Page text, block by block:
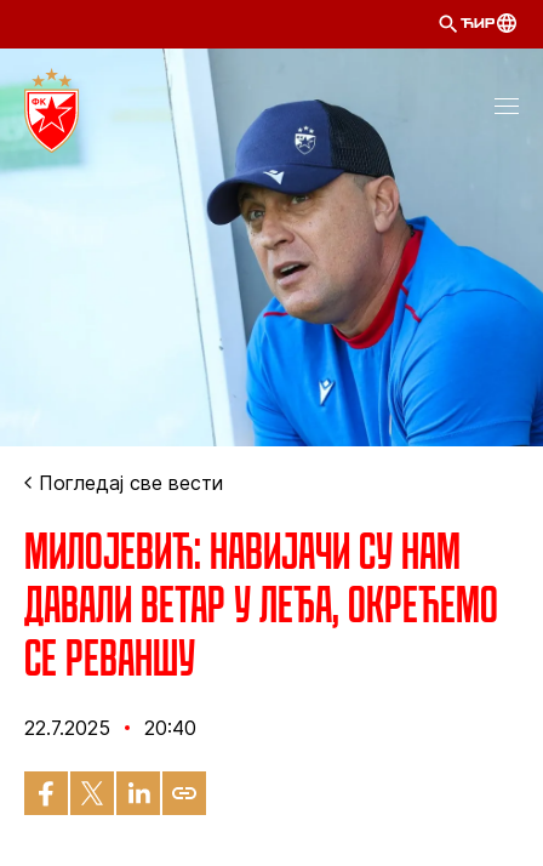
ЋИР
Погледај све вести
Милојевић: Навијачи су нам
давали ветар у леђа, окрећемо
се реваншу
22.7.2025 20:40